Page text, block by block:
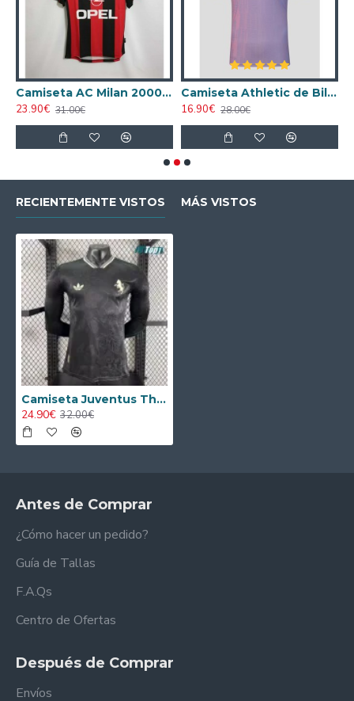
Camiseta AC Milan 2000/2001 Local Retro
23.90€ 31.00€
Camiseta Athletic de Bilbao 2024/2025 Alternativo
16.90€ 28.00€
RECIENTEMENTE VISTOS MÁS VISTOS
Camiseta Juventus Third 2025/2026 Versión Jugador ML Negro
24.90€ 32.00€
Antes de Comprar
¿Cómo hacer un pedido?
Guía de Tallas
F.A.Qs
Centro de Ofertas
Después de Comprar
Envíos